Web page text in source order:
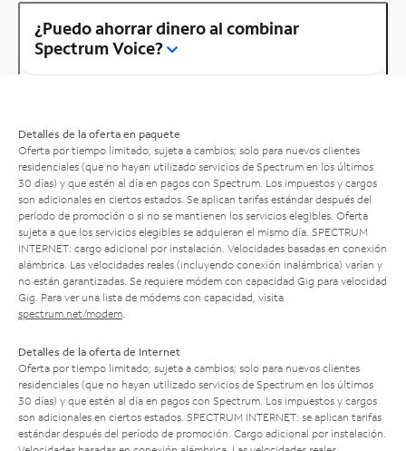
¿Puedo ahorrar dinero al combinar
Spectrum Voice?
Detalles de la oferta en paquete
Oferta por tiempo limitado; sujeta a cambios; solo para nuevos clientes
residenciales (que no hayan utilizado servicios de Spectrum en los últimos
30 días) y que estén al día en pagos con Spectrum. Los impuestos y cargos
son adicionales en ciertos estados. Se aplican tarifas estándar después del
período de promoción o si no se mantienen los servicios elegibles. Oferta
sujeta a que los servicios elegibles se adquieran el mismo día. SPECTRUM
INTERNET: cargo adicional por instalación. Velocidades basadas en conexión
alámbrica. Las velocidades reales (incluyendo conexión inalámbrica) varían y
no están garantizadas. Se requiere módem con capacidad Gig para velocidad
Gig. Para ver una lista de módems con capacidad, visita
spectrum.net/modem
Detalles de la oferta de Internet
Oferta por tiempo limitado; sujeta a cambios; solo para nuevos clientes
residenciales (que no hayan utilizado servicios de Spectrum en los últimos
30 días) y que estén al día en pagos con Spectrum. Los impuestos y cargos
son adicionales en ciertos estados. SPECTRUM INTERNET: se aplican tarifas
estándar después del período de promoción. Cargo adicional por instalación.